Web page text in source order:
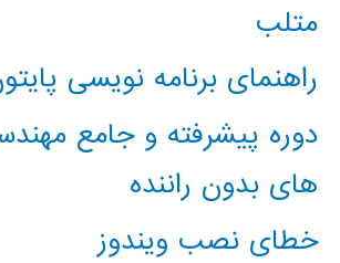
متلب
راهنمای برنامه نویسی
دوره پیشرفته و جامع
های بدون راننده
خطای نصب ویندوز